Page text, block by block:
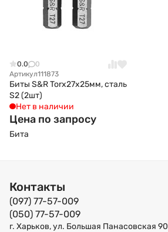
0.0
0
Артикул111873
Биты S&R Torx27x25мм, сталь
S2 (2шт)
Нет в наличии
Цена по запросу
Бита
Контакты
(097) 77-57-009
(050) 77-57-009
г. Харьков, ул. Большая Панасовская 90